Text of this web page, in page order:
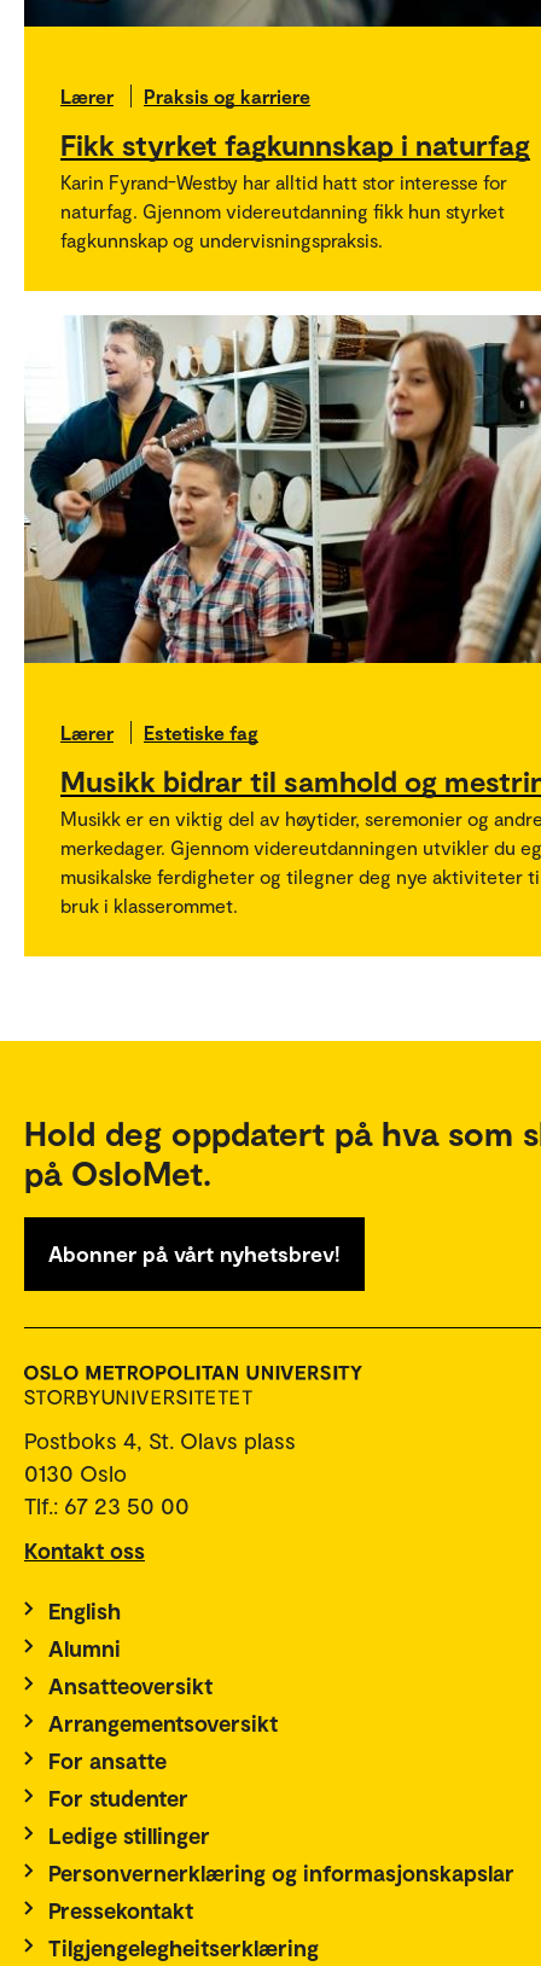
Lærer Praksis og karriere
Fikk styrket fagkunnskap i naturfag
Karin Fyrand-Westby har alltid hatt stor interesse for
naturfag. Gjennom videreutdanning fikk hun styrket
fagkunnskap og undervisningspraksis.
Lærer Estetiske fag
Musikk bidrar til samhold og
Musikk er en viktig del av høytider, seremonier og
merkedager. Gjennom videreutdanningen utvikler du
musikalske ferdigheter og tilegner deg nye aktiviteter
bruk i klasserommet.
Hold deg oppdatert på hva som
på OsloMet.
Abonner på vårt nyhetsbrev!
Postboks 4, St. Olavs plass
0130 Oslo
Tlf.: 67 23 50 00
Kontakt oss
English
Alumni
Ansatteoversikt
Arrangementsoversikt
For ansatte
For studenter
Ledige stillinger
Personvernerklæring og informasjonskapslar
Pressekontakt
Tilgjengelegheitserklæring